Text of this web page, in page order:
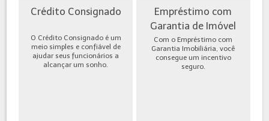
Crédito Consignado
O Crédito Consignado é um
meio simples e confiável de
ajudar seus funcionários a
alcançar um sonho.
Empréstimo com
Garantia de Imóvel
Com o Empréstimo com
Garantia Imobiliária, você
consegue um incentivo
seguro.